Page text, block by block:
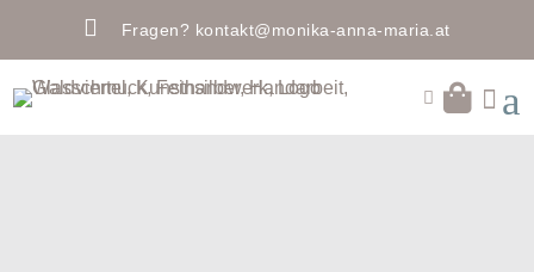
 Fragen? kontakt@monika-anna-maria.at
  a